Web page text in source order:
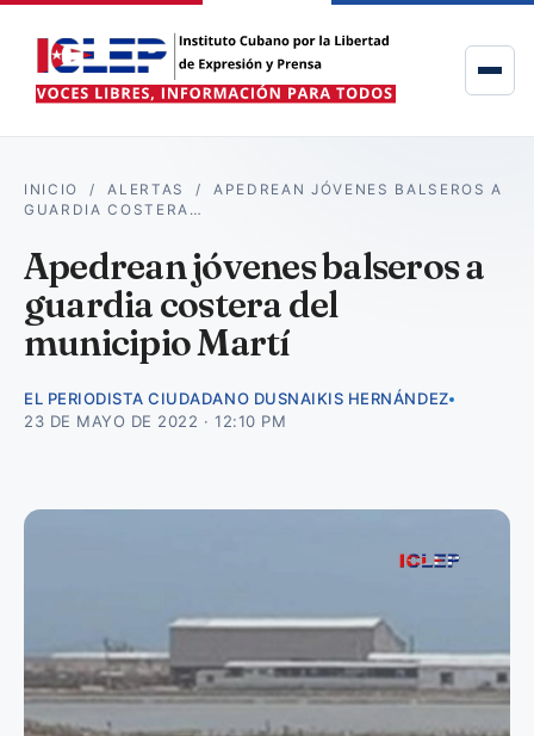
INICIO /ALERTAS /APEDREAN JÓVENES BALSEROS A
GUARDIA COSTERA…
Apedrean jóvenes balseros a
guardia costera del
municipio Martí
EL PERIODISTA CIUDADANO DUSNAIKIS HERNÁNDEZ
23 DE MAYO DE 2022 · 12:10 PM